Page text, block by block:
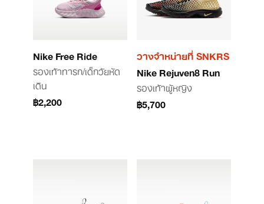
Nike Free Ride
รองเท้าทารก/เด็กวัยหัด
เดิน
฿2,200
วางจำหน่ายที่ SNKRS
Nike Rejuven8 Run
รองเท้าผู้หญิง
฿5,700